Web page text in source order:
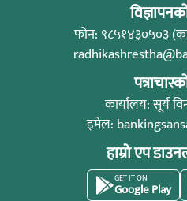
फोन: ९८५१४३०५०३
कार्यालय: सूर्य
इमेल:
हाम्रो एप
GET IT ON
Google Play